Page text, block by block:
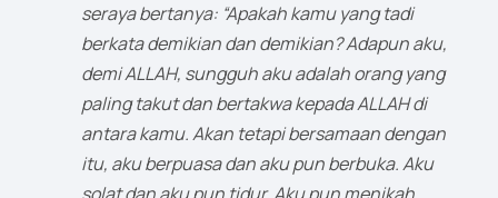
seraya bertanya: “Apakah kamu yang tadi
berkata demikian dan demikian? Adapun aku,
demi ALLAH, sungguh aku adalah orang yang
paling takut dan bertakwa kepada ALLAH di
antara kamu. Akan tetapi bersamaan dengan
itu, aku berpuasa dan aku pun berbuka. Aku